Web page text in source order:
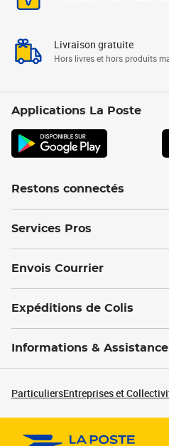
Livraison gratuite
Hors livres et hors produits
Applications La Poste
Restons connectés
Services Pros
Envois Courrier
Expéditions de Colis
Informations & Assistance
ParticuliersEntreprises et